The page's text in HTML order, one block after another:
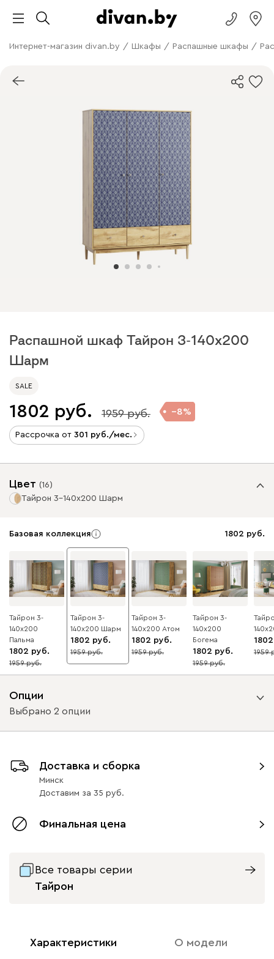
Интернет-магазин divan.by / Шкафы / Распашные шкафы /
Распашной шкаф Тайрон 3-140x200
Шарм ​
SALE
1802 1959 8
Рассрочка от 301 /мес.
Цвет (16)
Тайрон 3-140x200 Шарм ​
Базовая коллекция 1802
Тайрон 3-
140x200
Пальма ​
1802
8
1959
Тайрон 3-
140x200 Шарм ​
1802
8
1959
Тайрон 3-
140x200 Атом
1802
8
1959
Тайрон 3-
140x200
Богема ​
1802
8
1959
1802
8
1959
Опции
Выбрано 2 опции
с доводчиками без доводчиков
без доводчиков с доводчиками
Доставка и сборка
Минск
Доставим за 35
Финальная цена
Все товары серии
Тайрон
Характеристики О модели